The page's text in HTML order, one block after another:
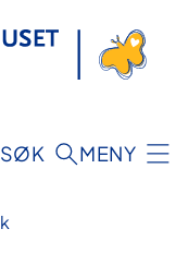
SØK MENY